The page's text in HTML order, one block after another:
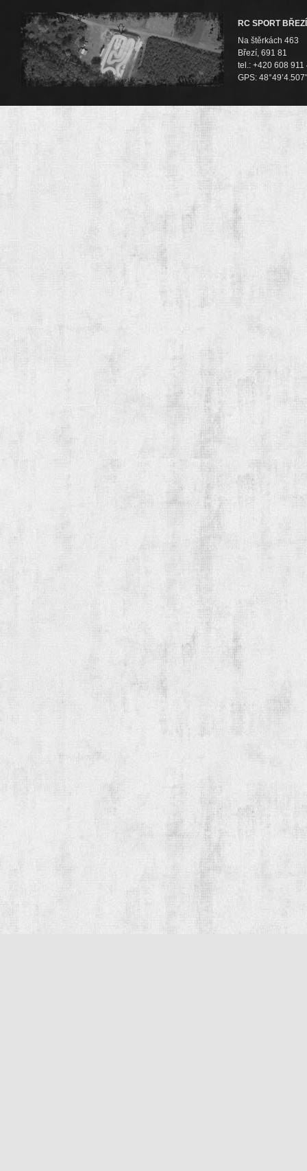
RC SPORT BŘEZÍ
Na štěrkách 463
Březí, 691 81
tel.: +420 608 911
GPS: